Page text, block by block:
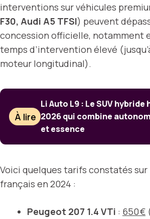
interventions sur véhicules
F30, Audi A5 TFSI) peuvent
concession officielle, notamment
temps d’intervention élevé
moteur longitudinal).
À lire
Li Auto L9 : Le SUV hybride
2026 qui combine
et essence
Voici quelques tarifs constatés sur
français en 2024 :
Peugeot 207 1.4 VTi : 650 €